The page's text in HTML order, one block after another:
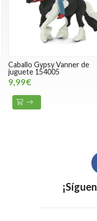
Caballo Gypsy Vanner de
juguete 154005
9,99€